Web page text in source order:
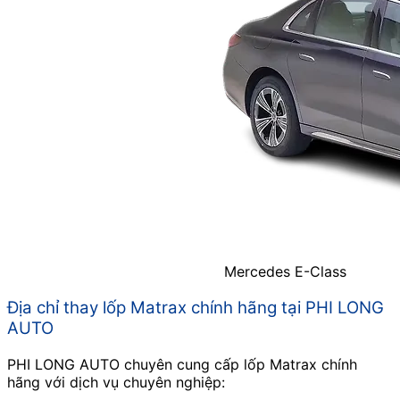
Mercedes E-Class
Địa chỉ thay lốp Matrax chính hãng tại PHI LONG
AUTO
PHI LONG AUTO chuyên cung cấp lốp Matrax chính
hãng với dịch vụ chuyên nghiệp: